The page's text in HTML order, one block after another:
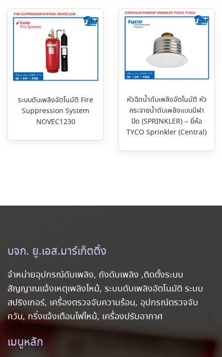
ระบบดับเพลิงอัตโนมัติ Fire
Suppression System
NOVEC1230
หัวฉีดน้ำดับเพลิงอัตโนมัติ หัว
กระจายน้ำดับเพลิงแบบมีฝา
ปิด (SPRINKLER) – ยี่ห้อ
TYCO Sprinkler (Central)
บจก. ยู.เอส.มาร์เก็ตติ้ง
จำหน่ายอุปกรณ์ดับเพลิง, ถังดับเพลิง ,ติดตั้งระบบ
สัญญาณแจ้งเหตุเพลิงไหม้, ระบบดับเพลิงอัตโนมัติ ระบบ
สปริงเกอร์, เครื่องตรวจจับความร้อน, อุปกรณ์ตรวจจับ
ควัน, กริ่งแจ้งเตือนไฟไหม้, เครื่องปรับอากาศ
เมนูหลัก